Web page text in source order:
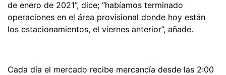
de enero de 2021”, dice; “habíamos terminado
operaciones en el área provisional donde hoy están
los estacionamientos, el viernes anterior”, añade.
Cada día el mercado recibe mercancía desde las 2:00